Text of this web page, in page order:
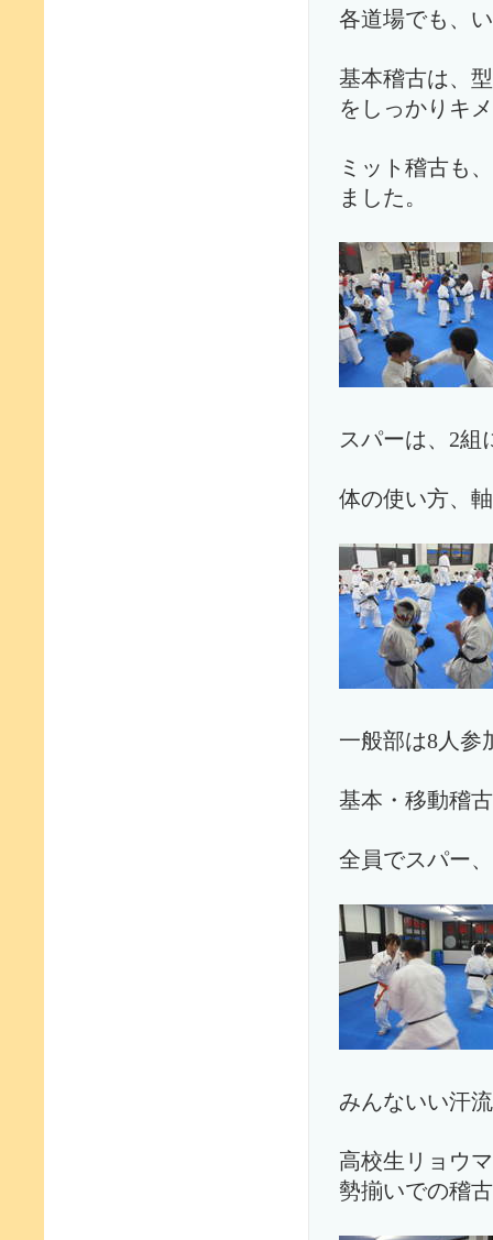
各道場でも、
基本稽古は、
をしっかりキ
ミット稽古も
ました。
スパーは、2組
体の使い方、
一般部は8人参
基本・移動稽
全員でスパー
みんないい汗
高校生リョウ
勢揃いでの稽